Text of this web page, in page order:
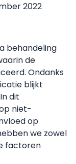
2022
behandeling
de
Ondanks
blijkt
dit
niet-
op
we zowel
factoren